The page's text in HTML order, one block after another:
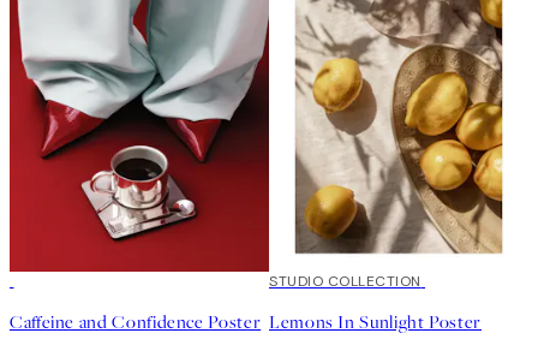
Caffeine and Confidence Poster
50%*
STUDIO COLLECTION
Lemons In Sunlight Poster